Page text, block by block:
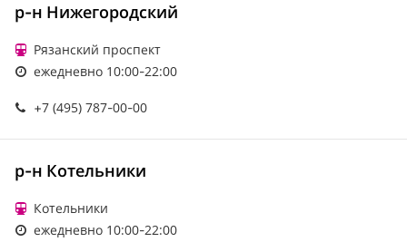
р-н Нижегородский
Рязанский проспект
ежедневно 10:00-22:00
+7 (495) 787-00-00
р-н Котельники
Котельники
ежедневно 10:00-22:00